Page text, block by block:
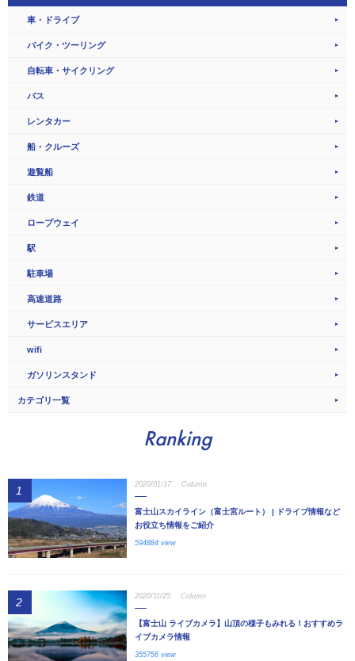
車・ドライブ
バイク・ツーリング
自転車・サイクリング
バス
レンタカー
船・クルーズ
遊覧船
鉄道
ロープウェイ
駅
駐車場
高速道路
サービスエリア
wifi
ガソリンスタンド
カテゴリ一覧
Ranking
1 2020/01/17 Column
富士山スカイライン（富士宮ルート） | ドライブ情報など
お役立ち情報をご紹介
594884 view
2 2020/11/25 Column
【富士山 ライブカメラ】山頂の様子もみれる！おすすめラ
イブカメラ情報
355756 view